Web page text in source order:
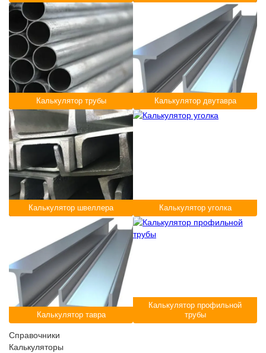
Калькулятор трубы Калькулятор двутавра
Калькулятор швеллера Калькулятор уголка
Калькулятор тавра
Калькулятор профильной
трубы
Справочники
Калькуляторы